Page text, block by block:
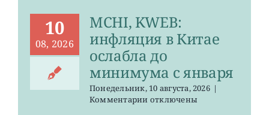
10
08, 2026
MCHI, KWEB:
инфляция в Китае
ослабла до
минимума с января
Понедельник, 10 августа, 2026 |
Комментариикотключены